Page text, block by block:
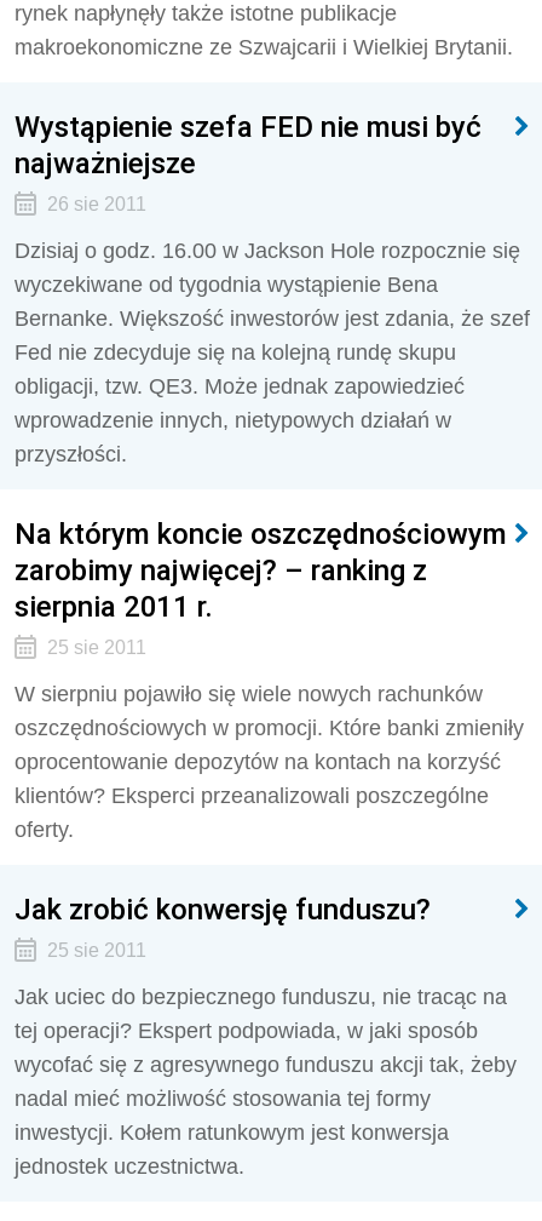
rynek napłynęły także istotne publikacje
makroekonomiczne ze Szwajcarii i Wielkiej Brytanii.
Wystąpienie szefa FED nie musi być
najważniejsze
26 sie 2011
Dzisiaj o godz. 16.00 w Jackson Hole rozpocznie się
wyczekiwane od tygodnia wystąpienie Bena
Bernanke. Większość inwestorów jest zdania, że szef
Fed nie zdecyduje się na kolejną rundę skupu
obligacji, tzw. QE3. Może jednak zapowiedzieć
wprowadzenie innych, nietypowych działań w
przyszłości.
Na którym koncie oszczędnościowym
zarobimy najwięcej? – ranking z
sierpnia 2011 r.
25 sie 2011
W sierpniu pojawiło się wiele nowych rachunków
oszczędnościowych w promocji. Które banki zmieniły
oprocentowanie depozytów na kontach na korzyść
klientów? Eksperci przeanalizowali poszczególne
oferty.
Jak zrobić konwersję funduszu?
25 sie 2011
Jak uciec do bezpiecznego funduszu, nie tracąc na
tej operacji? Ekspert podpowiada, w jaki sposób
wycofać się z agresywnego funduszu akcji tak, żeby
nadal mieć możliwość stosowania tej formy
inwestycji. Kołem ratunkowym jest konwersja
jednostek uczestnictwa.